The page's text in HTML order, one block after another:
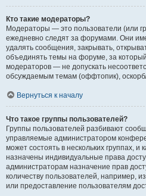
Кто такие модераторы?
Модераторы — это пользователи (или
ежедневно следят за форумами. Они
удалять сообщения, закрывать,
объединять темы на форуме, за
модераторов — не допускать
обсуждаемым темам (оффтопик),
Вернуться к началу
Что такое группы пользователей?
Группы пользователей разбивают
управляемые администратором
может состоять в нескольких группах, и
назначены индивидуальные права
администраторам назначение прав
количеству пользователей, например,
или предоставление пользователям